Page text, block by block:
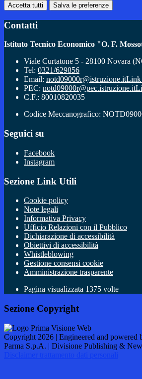
Accetta tutti Salva le preferenze
Contatti
Istituto Tecnico Economico "O. F.
Viale Curtatone 5 - 28100 Novara
Tel: 0321/629856
Email: notd09000r@istruzione.itLink
PEC: notd09000r@pec.istruzione.it
C.F.: 80010820035
Codice Meccanografico:
Seguici su
Facebook
Instagram
Sezione Link Utili
Cookie policy
Note legali
Informativa Privacy
Ufficio Relazioni con il Pubblico
Dichiarazione di accessibilità
Obiettivi di accessibilità
Whistleblowing
Gestione consensi cookie
Amministrazione trasparente
Pagina visualizzata 1375 volte
Sezione Copyright
Copyright 2026 | Engineered and powered
Parma S.p.A. | Divisione Publishing &
Disclaimer trattamento dati personali